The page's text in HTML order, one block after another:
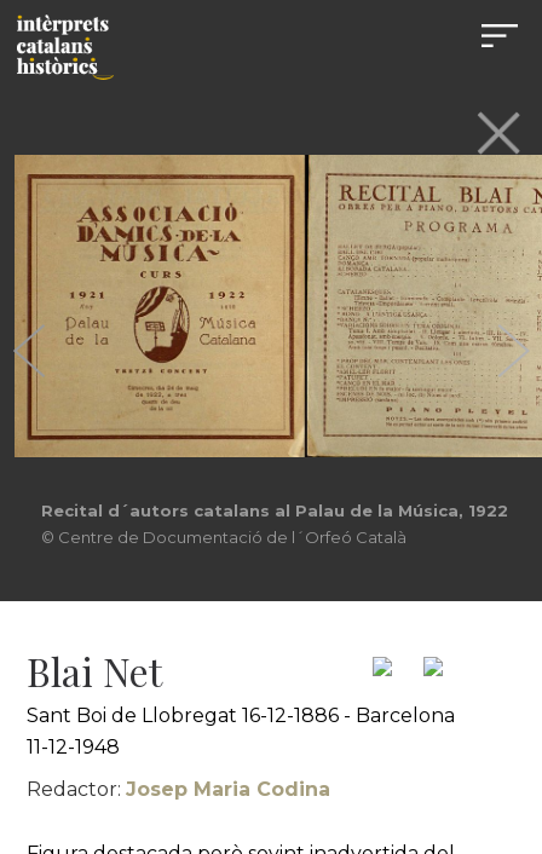
Recital d´autors catalans al Palau de la Música, 1922
© Centre de Documentació de l´Orfeó Català
Blai Net
Sant Boi de Llobregat 16-12-1886 - Barcelona
11-12-1948
Redactor:Josep Maria Codina